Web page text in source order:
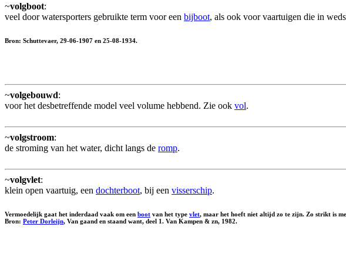
~volgboot:
veel door watersporters gebruikte term voor een bijboot, als ook voor vaartuigen die in
Bron: Schuttevaer, 29-06-1907 en 25-08-1934.
~volgebouwd:
voor het desbetreffende model veel volume hebbend. Zie ook vol.
~volgstroom:
de stroming van het water, dicht langs de romp.
~volgvlet:
klein open vaartuig, een dochterboot, bij een visserschip.
Vermoedelijk gaat het inderdaad vaak om een boot van het type vlet, maar het hoeft niet altijd zo te zijn. Zo strikt is
Bron: Peter Dorleijn, Van gaand en staand want, deel 1. Van Kampen & zn, 1982.